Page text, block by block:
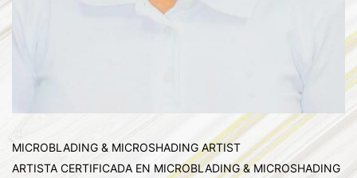
MICROBLADING & MICROSHADING ARTIST
ARTISTA CERTIFICADA EN MICROBLADING & MICROSHADING